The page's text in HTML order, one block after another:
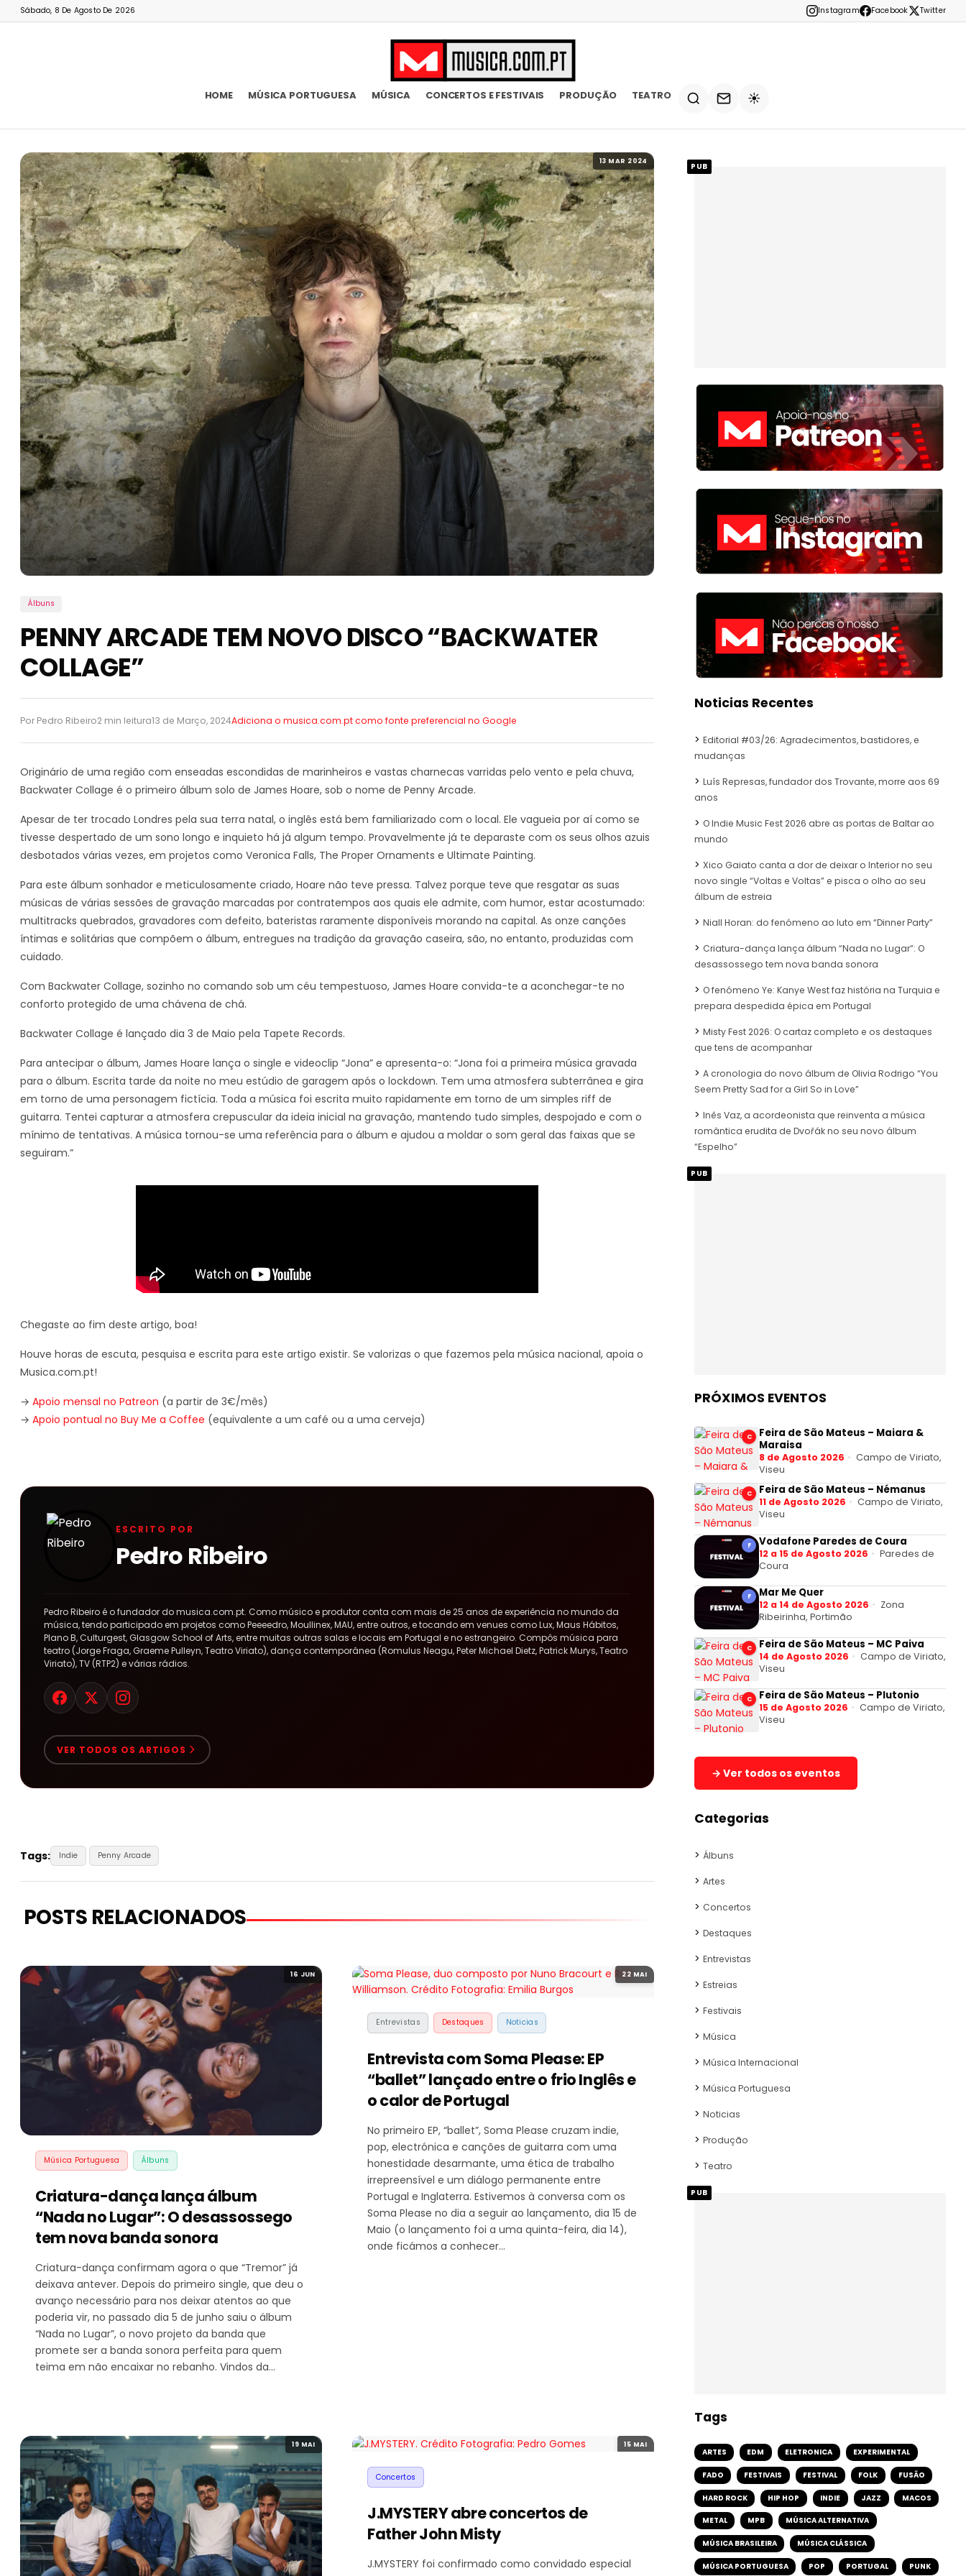
Sábado, 8 De Agosto De 2026 Instagram Facebook Twitter
HOME MÚSICA PORTUGUESA MÚSICA CONCERTOS E FESTIVAIS PRODUÇÃO TEATRO ☀️
13 MAR 2024
Álbuns
PENNY ARCADE TEM NOVO DISCO “BACKWATER
COLLAGE”
Por Pedro Ribeiro2 min leitura13 de Março, 2024Adiciona o musica.com.pt como fonte preferencial no Google
Originário de uma região com enseadas escondidas de marinheiros e vastas charnecas varridas pelo vento e pela chuva,
Backwater Collage é o primeiro álbum solo de James Hoare, sob o nome de Penny Arcade.
Apesar de ter trocado Londres pela sua terra natal, o inglês está bem familiarizado com o local. Ele vagueia por aí como se
tivesse despertado de um sono longo e inquieto há já algum tempo. Provavelmente já te deparaste com os seus olhos azuis
desbotados várias vezes, em projetos como Veronica Falls, The Proper Ornaments e Ultimate Painting.
Para este álbum sonhador e meticulosamente criado, Hoare não teve pressa. Talvez porque teve que resgatar as suas
músicas de várias sessões de gravação marcadas por contratempos aos quais ele admite, com humor, estar acostumado:
multitracks quebrados, gravadores com defeito, bateristas raramente disponíveis morando na capital. As onze canções
íntimas e solitárias que compõem o álbum, entregues na tradição da gravação caseira, são, no entanto, produzidas com
cuidado.
Com Backwater Collage, sozinho no comando sob um céu tempestuoso, James Hoare convida-te a aconchegar-te no
conforto protegido de uma chávena de chá.
Backwater Collage é lançado dia 3 de Maio pela Tapete Records.
Para antecipar o álbum, James Hoare lança o single e videoclip “Jona” e apresenta-o: “Jona foi a primeira música gravada
para o álbum. Escrita tarde da noite no meu estúdio de garagem após o lockdown. Tem uma atmosfera subterrânea e gira
em torno de uma personagem fictícia. Toda a música foi escrita muito rapidamente em torno de um simples riff de
guitarra. Tentei capturar a atmosfera crepuscular da ideia inicial na gravação, mantendo tudo simples, despojado e com o
mínimo de tentativas. A música tornou-se uma referência para o álbum e ajudou a moldar o som geral das faixas que se
seguiram.”
Chegaste ao fim deste artigo, boa!
Houve horas de escuta, pesquisa e escrita para este artigo existir. Se valorizas o que fazemos pela música nacional, apoia o
Musica.com.pt!
→ Apoio mensal no Patreon (a partir de 3€/mês)
→ Apoio pontual no Buy Me a Coffee (equivalente a um café ou a uma cerveja)
ESCRITO POR
Pedro Ribeiro
Pedro Ribeiro é o fundador do musica.com.pt. Como músico e produtor conta com mais de 25 anos de experiência no mundo da
música, tendo participado em projetos como Peeeedro, Moullinex, MAU, entre outros, e tocando em venues como Lux, Maus Hábitos,
Plano B, Culturgest, Glasgow School of Arts, entre muitas outras salas e locais em Portugal e no estrangeiro. Compôs música para
teatro (Jorge Fraga, Graeme Pulleyn, Teatro Viriato), dança contemporânea (Romulus Neagu, Peter Michael Dietz, Patrick Murys, Teatro
Viriato), TV (RTP2) e várias rádios.
VER TODOS OS ARTIGOS
Tags: Indie Penny Arcade
POSTS RELACIONADOS
16 JUN
Música Portuguesa Álbuns
Criatura-dança lança álbum
“Nada no Lugar”: O desassossego
tem nova banda sonora
Criatura-dança confirmam agora o que “Tremor” já
deixava antever. Depois do primeiro single, que deu o
avanço necessário para nos deixar atentos ao que
poderia vir, no passado dia 5 de junho saiu o álbum
“Nada no Lugar”, o novo projeto da banda que
promete ser a banda sonora perfeita para quem
teima em não encaixar no rebanho. Vindos da…
22 MAI
Entrevistas Destaques Noticias
Entrevista com Soma Please: EP
“ballet” lançado entre o frio Inglês e
o calor de Portugal
No primeiro EP, “ballet”, Soma Please cruzam indie,
pop, electrónica e canções de guitarra com uma
honestidade desarmante, uma ética de trabalho
irrepreensível e um diálogo permanente entre
Portugal e Inglaterra. Estivemos à conversa com os
Soma Please no dia a seguir ao lançamento, dia 15 de
Maio (o lançamento foi a uma quinta-feira, dia 14),
onde ficámos a conhecer…
19 MAI 15 MAI
Concertos
J.MYSTERY abre concertos de
Father John Misty
J.MYSTERY foi confirmado como convidado especial
PUB
Noticias Recentes
Editorial #03/26: Agradecimentos, bastidores, e
mudanças
Luís Represas, fundador dos Trovante, morre aos 69
anos
O Indie Music Fest 2026 abre as portas de Baltar ao
mundo
Xico Gaiato canta a dor de deixar o Interior no seu
novo single “Voltas e Voltas” e pisca o olho ao seu
álbum de estreia
Niall Horan: do fenómeno ao luto em “Dinner Party”
Criatura-dança lança álbum “Nada no Lugar”: O
desassossego tem nova banda sonora
O fenómeno Ye: Kanye West faz história na Turquia e
prepara despedida épica em Portugal
Misty Fest 2026: O cartaz completo e os destaques
que tens de acompanhar
A cronologia do novo álbum de Olivia Rodrigo “You
Seem Pretty Sad for a Girl So in Love”
Inês Vaz, a acordeonista que reinventa a música
romântica erudita de Dvořák no seu novo álbum
“Espelho”
PUB
PRÓXIMOS EVENTOS
C
Feira de São Mateus – Maiara &
Maraisa
8 de Agosto 2026
Campo de Viriato,
Viseu
C Feira de São Mateus – Némanus
11 de Agosto 2026
Campo de Viriato,
Viseu
F Vodafone Paredes de Coura
12 a 15 de Agosto 2026
Paredes de
Coura
F Mar Me Quer
12 a 14 de Agosto 2026
Zona
Ribeirinha, Portimão
C Feira de São Mateus – MC Paiva
14 de Agosto 2026
Campo de Viriato,
Viseu
C Feira de São Mateus – Plutonio
15 de Agosto 2026
Campo de Viriato,
Viseu
→ Ver todos os eventos
Categorias
Álbuns
Artes
Concertos
Destaques
Entrevistas
Estreias
Festivais
Música
Música Internacional
Música Portuguesa
Noticias
Produção
Teatro
PUB
Tags
ARTES EDM ELETRONICA EXPERIMENTAL
FADO FESTIVAIS FESTIVAL FOLK FUSÃO
HARD ROCK HIP HOP INDIE JAZZ MACOS
METAL MPB MÚSICA ALTERNATIVA
MÚSICA BRASILEIRA MÚSICA CLÁSSICA
MÚSICA PORTUGUESA POP PORTUGAL PUNK